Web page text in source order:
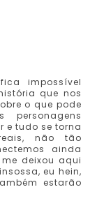
impossível
que nos
o que pode
personagens
e tudo se torna
não tão
ainda
deixou aqui
eu hein,
estarão